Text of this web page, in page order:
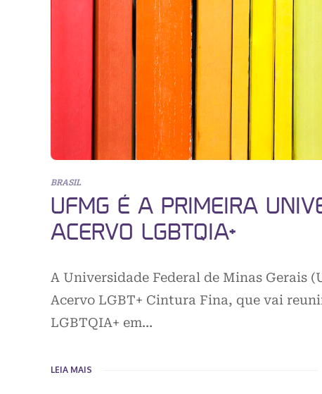
BRASIL
UFMG É A PRIMEIRA
ACERVO LGBTQIA+
A Universidade Federal de Minas Gerais
Acervo LGBT+ Cintura Fina, que vai
LGBTQIA+ em…
LEIA MAIS